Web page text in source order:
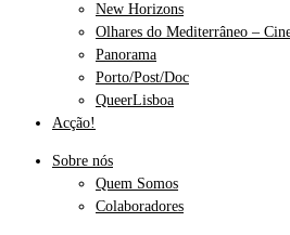
New Horizons
Olhares do Mediterrâneo –
Panorama
Porto/Post/Doc
QueerLisboa
Acção!
Sobre nós
Quem Somos
Colaboradores